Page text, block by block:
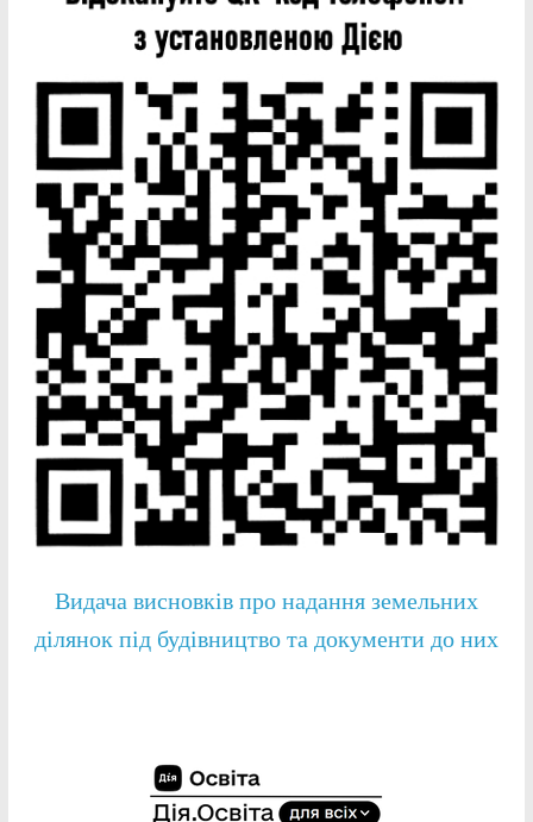
Видача висновків про надання земельних
ділянок під будівництво та документи до них